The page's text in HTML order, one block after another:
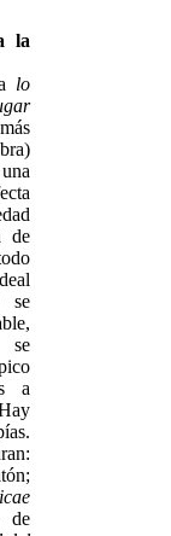
la
lo
de
se
se
a
de